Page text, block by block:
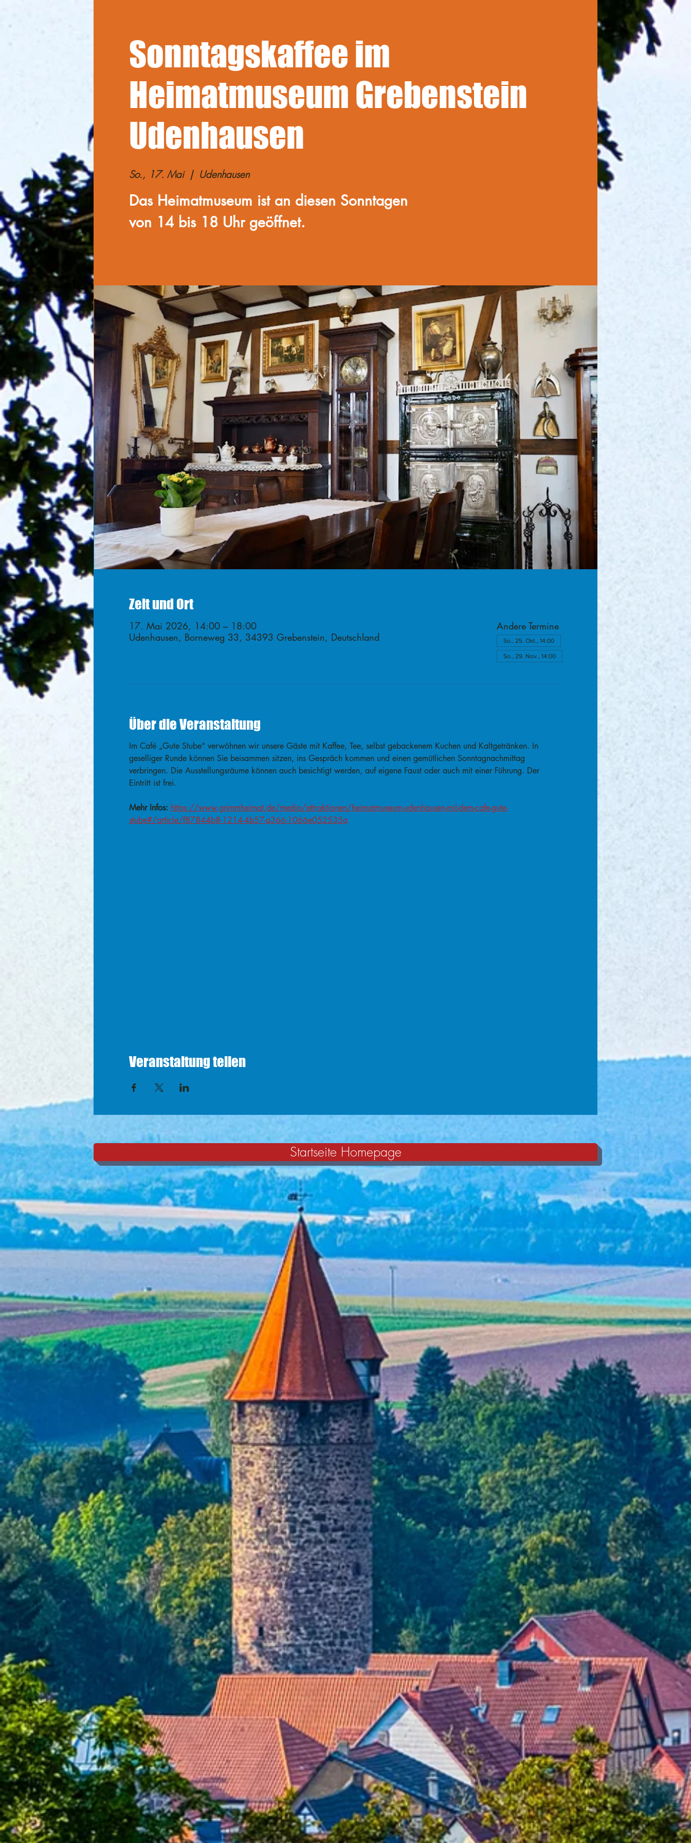
Sonntagskaffee im
Heimatmuseum Grebenstein
Udenhausen
So., 17. Mai
  |
Udenhausen
Das Heimatmuseum ist an diesen Sonntagen
von 14 bis 18 Uhr geöffnet.
Zeit und Ort
17. Mai 2026, 14:00 – 18:00
Udenhausen, Borneweg 33, 34393 Grebenstein, Deutschland
Andere Termine
So., 25. Okt., 14:00
So., 29. Nov., 14:00
Über die Veranstaltung
Im Café „Gute Stube“ verwöhnen wir unsere Gäste mit Kaffee, Tee, selbst gebackenem Kuchen und Kaltgetränken. In
geselliger Runde können Sie beisammen sitzen, ins Gespräch kommen und einen gemütlichen Sonntagnachmittag
verbringen. Die Ausstellungsräume können auch besichtigt werden, auf eigene Faust oder auch mit einer Führung. Der
Eintritt ist frei.
Mehr Infos: https://www.grimmheimat.de/media/attraktionen/heimatmuseum-udenhausen-mit-dem-cafe-gute-
stube#/article/f87844b8-1214-4b57-a366-1066e052535a
Veranstaltung teilen
Startseite Homepage